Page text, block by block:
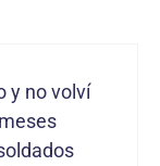
y no volví